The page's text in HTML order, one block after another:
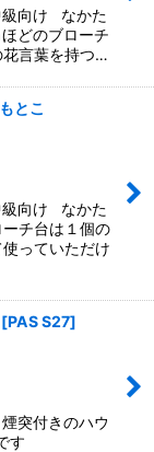
向け なかた
どのブローチ
花言葉を持つ…
とこ
向け なかた
チ台は１個の
っていただけ
[PAS S27]
突付きのハウ
す